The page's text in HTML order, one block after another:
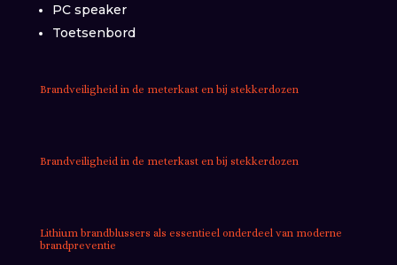
PC speaker
Toetsenbord
Brandveiligheid in de meterkast en bij stekkerdozen
Brandveiligheid in de meterkast en bij stekkerdozen
Lithium brandblussers als essentieel onderdeel van moderne
brandpreventie